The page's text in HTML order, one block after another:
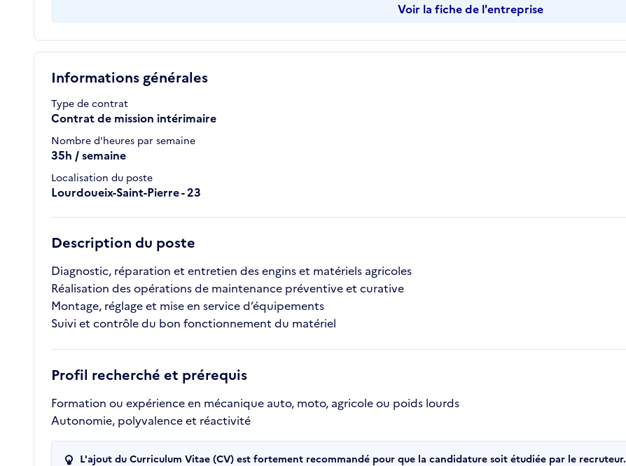
Informations générales
Type de contrat
Contrat de mission intérimaire
Nombre d'heures par semaine
35h / semaine
Localisation du poste
Lourdoueix-Saint-Pierre - 23
Description du poste
Diagnostic, réparation et entretien des engins et matériels agricoles
Réalisation des opérations de maintenance préventive et curative
Montage, réglage et mise en service d’équipements
Suivi et contrôle du bon fonctionnement du matériel
Profil recherché et prérequis
Formation ou expérience en mécanique auto, moto, agricole ou poids lourds
Autonomie, polyvalence et réactivité
L'ajout du Curriculum Vitae (CV) est fortement recommandé pour que la candidature soit étudiée par le recruteur.
Voir la fiche de l'entreprise